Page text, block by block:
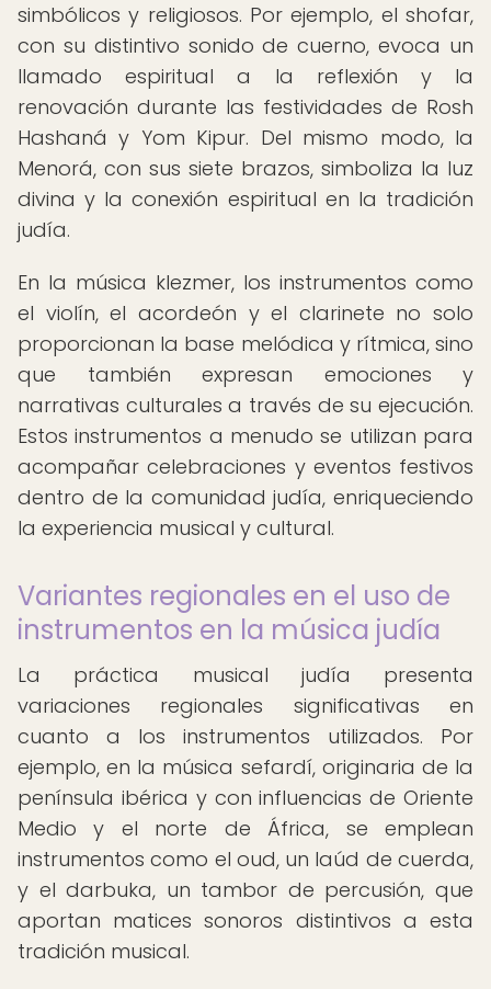
simbólicos y religiosos. Por ejemplo, el shofar,
con su distintivo sonido de cuerno, evoca un
llamado espiritual a la reflexión y la
renovación durante las festividades de Rosh
Hashaná y Yom Kipur. Del mismo modo, la
Menorá, con sus siete brazos, simboliza la luz
divina y la conexión espiritual en la tradición
judía.
En la música klezmer, los instrumentos como
el violín, el acordeón y el clarinete no solo
proporcionan la base melódica y rítmica, sino
que también expresan emociones y
narrativas culturales a través de su ejecución.
Estos instrumentos a menudo se utilizan para
acompañar celebraciones y eventos festivos
dentro de la comunidad judía, enriqueciendo
la experiencia musical y cultural.
Variantes regionales en el uso de
instrumentos en la música judía
La práctica musical judía presenta
variaciones regionales significativas en
cuanto a los instrumentos utilizados. Por
ejemplo, en la música sefardí, originaria de la
península ibérica y con influencias de Oriente
Medio y el norte de África, se emplean
instrumentos como el oud, un laúd de cuerda,
y el darbuka, un tambor de percusión, que
aportan matices sonoros distintivos a esta
tradición musical.